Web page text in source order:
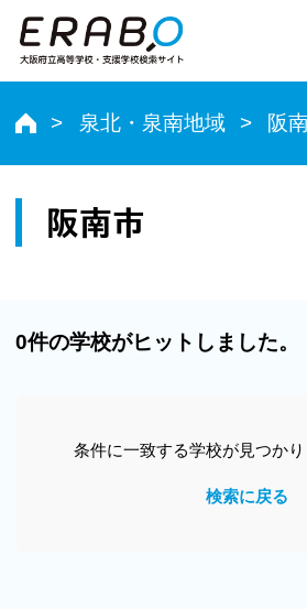
文字サイズ
小 中
泉北・泉南地域 阪
阪南市
0件の学校がヒットしました。
条件に一致する学校が見つかり
検索に戻る